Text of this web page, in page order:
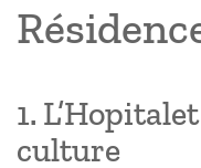
1.
culture